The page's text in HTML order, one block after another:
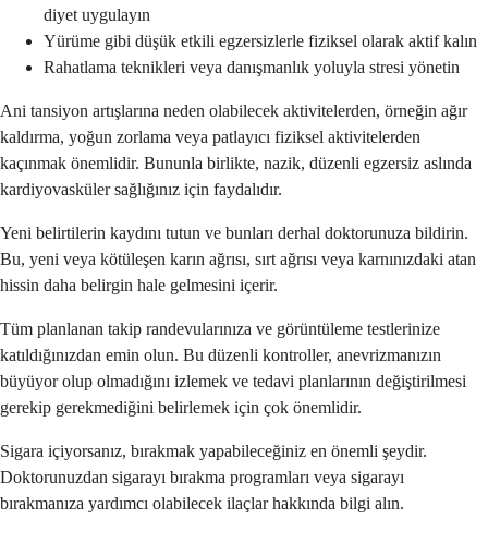
diyet uygulayın
Yürüme gibi düşük etkili egzersizlerle fiziksel olarak aktif kalın
Rahatlama teknikleri veya danışmanlık yoluyla stresi yönetin
Ani tansiyon artışlarına neden olabilecek aktivitelerden, örneğin ağır
kaldırma, yoğun zorlama veya patlayıcı fiziksel aktivitelerden
kaçınmak önemlidir. Bununla birlikte, nazik, düzenli egzersiz aslında
kardiyovasküler sağlığınız için faydalıdır.
Yeni belirtilerin kaydını tutun ve bunları derhal doktorunuza bildirin.
Bu, yeni veya kötüleşen karın ağrısı, sırt ağrısı veya karnınızdaki atan
hissin daha belirgin hale gelmesini içerir.
Tüm planlanan takip randevularınıza ve görüntüleme testlerinize
katıldığınızdan emin olun. Bu düzenli kontroller, anevrizmanızın
büyüyor olup olmadığını izlemek ve tedavi planlarının değiştirilmesi
gerekip gerekmediğini belirlemek için çok önemlidir.
Sigara içiyorsanız, bırakmak yapabileceğiniz en önemli şeydir.
Doktorunuzdan sigarayı bırakma programları veya sigarayı
bırakmanıza yardımcı olabilecek ilaçlar hakkında bilgi alın.